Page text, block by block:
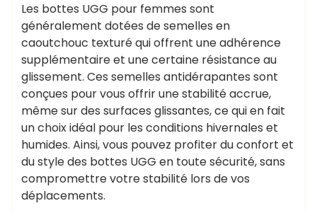
Les bottes UGG pour femmes sont
généralement dotées de semelles en
caoutchouc texturé qui offrent une adhérence
supplémentaire et une certaine résistance au
glissement. Ces semelles antidérapantes sont
conçues pour vous offrir une stabilité accrue,
même sur des surfaces glissantes, ce qui en fait
un choix idéal pour les conditions hivernales et
humides. Ainsi, vous pouvez profiter du confort et
du style des bottes UGG en toute sécurité, sans
compromettre votre stabilité lors de vos
déplacements.